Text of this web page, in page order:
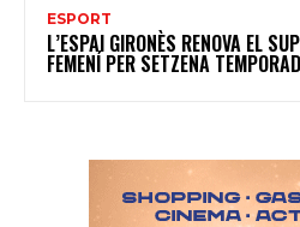
ESPORT
L’ESPAI GIRONÈS RENOVA EL
FEMENÍ PER SETZENA